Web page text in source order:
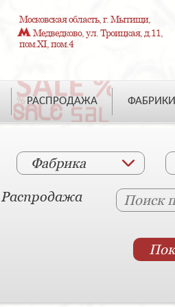
Московская область, г. Мытищи,
Медведково, ул. Троицкая, д.11,
пом.XI, пом.4
РАСПРОДАЖА ФАБРИКИ
Фабрика
Распродажа